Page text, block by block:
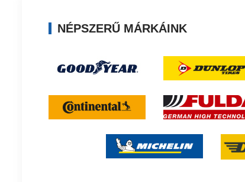
NÉPSZERŰ MÁRKÁINK